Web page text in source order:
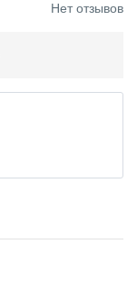
Нет отзывов